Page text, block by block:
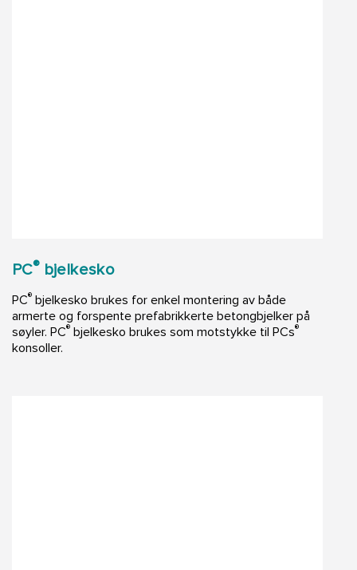
PC® bjelkesko
PC® bjelkesko brukes for enkel montering av både
armerte og forspente prefabrikkerte betongbjelker på
søyler. PC® bjelkesko brukes som motstykke til PCs®
konsoller.